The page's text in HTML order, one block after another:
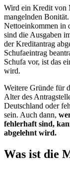
Wird ein Kredit von
mangelnden
Nettoeinkommen in
sind die Ausgaben
der Kreditantrag
Schufaeintrag
Schufa vor, ist das
wird.
Weitere Gründe für
Alter des
Deutschland oder
sein. Auch dann,
fehlerhaft sind,
abgelehnt wird.
Was ist die